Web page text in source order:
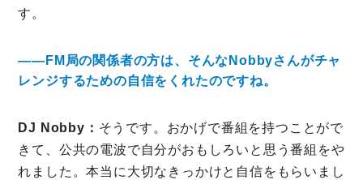
す。
――FM局の関係者の方は、そんなNobbyさんがチャ
レンジするための自信をくれたのですね。
DJ Nobby： そうです。おかげで番組を持つことがで
きて、公共の電波で自分がおもしろいと思う番組をや
れました。本当に大切なきっかけと自信をもらいまし